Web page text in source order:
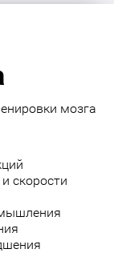
мозга
скорости